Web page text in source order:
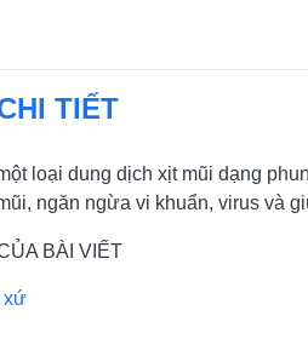
TIẾT
loại dung dịch xịt mũi dạng
ngăn ngừa vi khuẩn, virus và
BÀI VIẾT
xứ